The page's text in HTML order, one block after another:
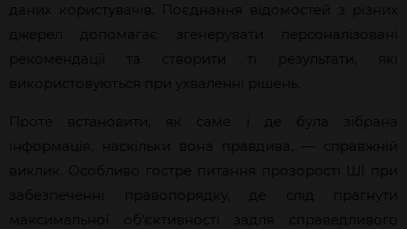
даних користувачів. Поєднання відомостей з різних
джерел допомагає згенерувати персоналізовані
рекомендації та створити ті результати, які
використовуються при
ухваленні рішень.
Проте встановити, як саме і де була зібрана
інформація, наскільки вона правдива, — справжній
виклик. Особливо гостр е питання прозорості ШІ при
забезпеченні правопорядку, де слід прагнути
максимальної об’єктивності задля справедливого